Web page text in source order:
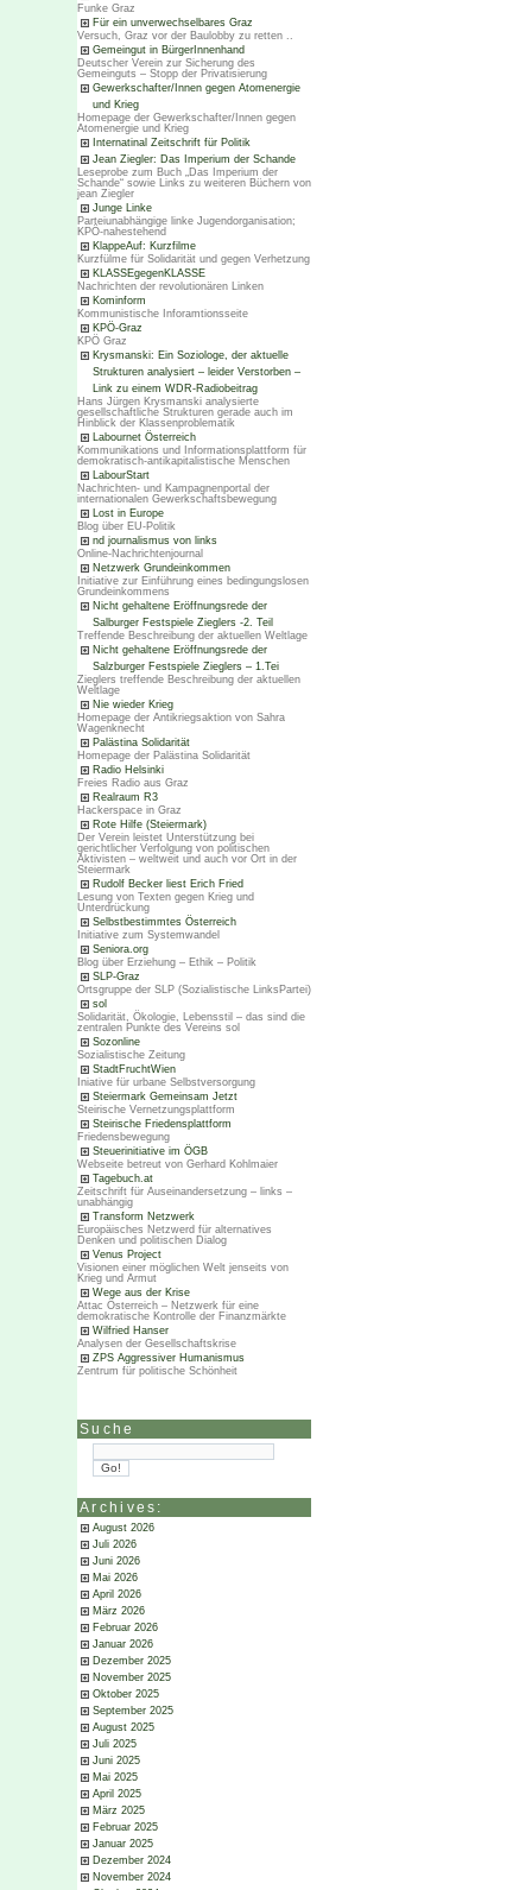
Funke Graz
Für ein unverwechselbares Graz
Versuch, Graz vor der Baulobby zu retten ..
Gemeingut in BürgerInnenhand
Deutscher Verein zur Sicherung des
Gemeinguts – Stopp der Privatisierung
Gewerkschafter/Innen gegen Atomenergie
und Krieg
Homepage der Gewerkschafter/Innen gegen
Atomenergie und Krieg
Internatinal Zeitschrift für Politik
Jean Ziegler: Das Imperium der Schande
Leseprobe zum Buch „Das Imperium der
Schande“ sowie Links zu weiteren Büchern von
jean Ziegler
Junge Linke
Parteiunabhängige linke Jugendorganisation;
KPÖ-nahestehend
KlappeAuf: Kurzfilme
Kurzfülme für Solidarität und gegen Verhetzung
KLASSEgegenKLASSE
Nachrichten der revolutionären Linken
Kominform
Kommunistische Inforamtionsseite
KPÖ-Graz
KPÖ Graz
Krysmanski: Ein Soziologe, der aktuelle
Strukturen analysiert – leider Verstorben –
Link zu einem WDR-Radiobeitrag
Hans Jürgen Krysmanski analysierte
gesellschaftliche Strukturen gerade auch im
Hinblick der Klassenproblematik
Labournet Österreich
Kommunikations und Informationsplattform für
demokratisch-antikapitalistische Menschen
LabourStart
Nachrichten- und Kampagnenportal der
internationalen Gewerkschaftsbewegung
Lost in Europe
Blog über EU-Politik
nd journalismus von links
Online-Nachrichtenjournal
Netzwerk Grundeinkommen
Initiative zur Einführung eines bedingungslosen
Grundeinkommens
Nicht gehaltene Eröffnungsrede der
Salburger Festspiele Zieglers -2. Teil
Treffende Beschreibung der aktuellen Weltlage
Nicht gehaltene Eröffnungsrede der
Salzburger Festspiele Zieglers – 1.Tei
Zieglers treffende Beschreibung der aktuellen
Weltlage
Nie wieder Krieg
Homepage der Antikriegsaktion von Sahra
Wagenknecht
Palästina Solidarität
Homepage der Palästina Solidarität
Radio Helsinki
Freies Radio aus Graz
Realraum R3
Hackerspace in Graz
Rote Hilfe (Steiermark)
Der Verein leistet Unterstützung bei
gerichtlicher Verfolgung von politischen
Aktivisten – weltweit und auch vor Ort in der
Steiermark
Rudolf Becker liest Erich Fried
Lesung von Texten gegen Krieg und
Unterdrückung
Selbstbestimmtes Österreich
Initiative zum Systemwandel
Seniora.org
Blog über Erziehung – Ethik – Politik
SLP-Graz
Ortsgruppe der SLP (Sozialistische LinksPartei)
sol
Solidarität, Ökologie, Lebensstil – das sind die
zentralen Punkte des Vereins sol
Sozonline
Sozialistische Zeitung
StadtFruchtWien
Iniative für urbane Selbstversorgung
Steiermark Gemeinsam Jetzt
Steirische Vernetzungsplattform
Steirische Friedensplattform
Friedensbewegung
Steuerinitiative im ÖGB
Webseite betreut von Gerhard Kohlmaier
Tagebuch.at
Zeitschrift für Auseinandersetzung – links –
unabhängig
Transform Netzwerk
Europäisches Netzwerd für alternatives
Denken und politischen Dialog
Venus Project
Visionen einer möglichen Welt jenseits von
Krieg und Armut
Wege aus der Krise
Attac Österreich – Netzwerk für eine
demokratische Kontrolle der Finanzmärkte
Wilfried Hanser
Analysen der Gesellschaftskrise
ZPS Aggressiver Humanismus
Zentrum für politische Schönheit
Suche
Archives:
August 2026
Juli 2026
Juni 2026
Mai 2026
April 2026
März 2026
Februar 2026
Januar 2026
Dezember 2025
November 2025
Oktober 2025
September 2025
August 2025
Juli 2025
Juni 2025
Mai 2025
April 2025
März 2025
Februar 2025
Januar 2025
Dezember 2024
November 2024